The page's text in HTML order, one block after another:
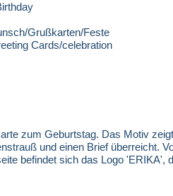
Grußkarten/Feste
Cards/celebration
zum Geburtstag. Das Motiv
und einen Brief überreicht.
befindet sich das Logo 'ERIKA',